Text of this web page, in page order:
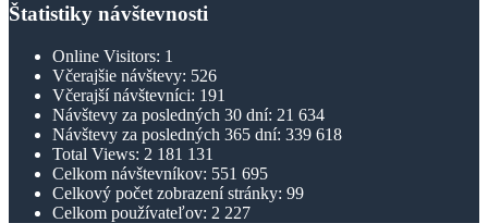
Štatistiky návštevnosti
Online Visitors: 1
Včerajšie návštevy: 526
Včerajší návštevníci: 191
Návštevy za posledných 30 dní: 21 634
Návštevy za posledných 365 dní: 339 618
Total Views: 2 181 131
Celkom návštevníkov: 551 695
Celkový počet zobrazení stránky: 99
Celkom používateľov: 2 227